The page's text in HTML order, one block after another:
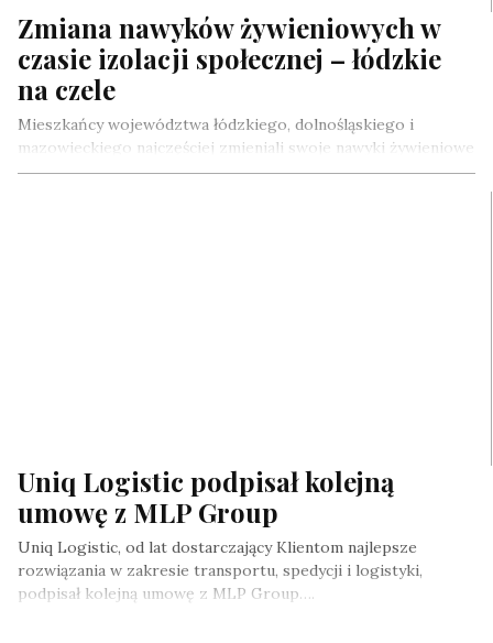
Zmiana nawyków żywieniowych w
czasie izolacji społecznej – łódzkie
na czele
Mieszkańcy województwa łódzkiego, dolnośląskiego i
mazowieckiego najczęściej zmieniali swoje nawyki żywieniowe
w czasie izolacji społecznej podczas epidemii koronawirusa –
Uniq Logistic podpisał kolejną
umowę z MLP Group
Uniq Logistic, od lat dostarczający Klientom najlepsze
rozwiązania w zakresie transportu, spedycji i logistyki,
podpisał kolejną umowę z MLP Group….